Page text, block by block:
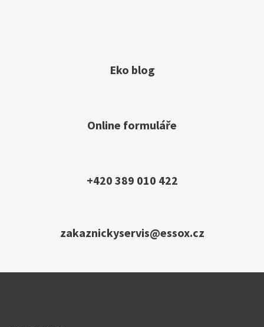
Eko blog
Online formuláře
+420 389 010 422
zakaznickyservis@essox.cz